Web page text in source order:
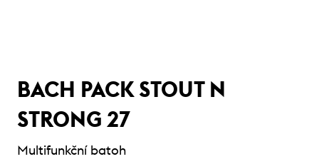
BACH PACK STOUT N
STRONG 27
Multifunkční batoh